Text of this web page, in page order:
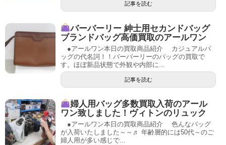
記事を読む
バーバーリー 紳士用セカンドバッグ
ブランドバッグ高価買取のアールワン
●アールワン本日の買取商品紹介 カジュアルバ
ッグの代名詞！！バーバーリーのバッグの買取で
す。ほぼ新品状態で外観や内部に...
記事を読む
婦人用バッグ多数買取入荷のアール
ワン致しました！ヴィトンのリュック
●アールワン本日の買取商品紹介 色んなバッグ
が入荷いたしました～～♬ 年齢層的には50代～のご
婦人用が多い感じで...